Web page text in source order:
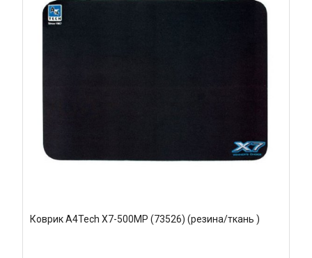
Коврик A4Tech X7-500MP (73526) (резина/ткань )